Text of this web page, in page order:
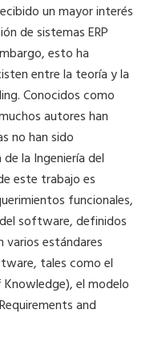
un mayor interés
de sistemas ERP
esto ha
entre la teoría y la
Conocidos como
autores han
no han sido
la Ingeniería del
este trabajo es
funcionales,
software, definidos
varios estándares
tales como el
Knowledge), el modelo
and